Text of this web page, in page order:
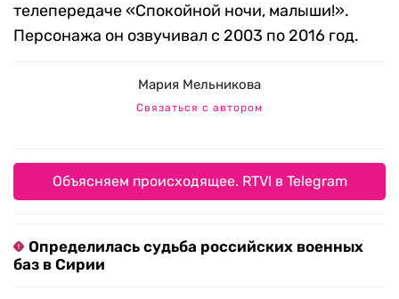
телепередаче «Спокойной ночи, малыши!».
Персонажа он озвучивал с 2003 по 2016 год.
Мария Мельникова
Связаться с автором
Объясняем происходящее. RTVI в Telegram
Определилась судьба российских военных
баз в Сирии